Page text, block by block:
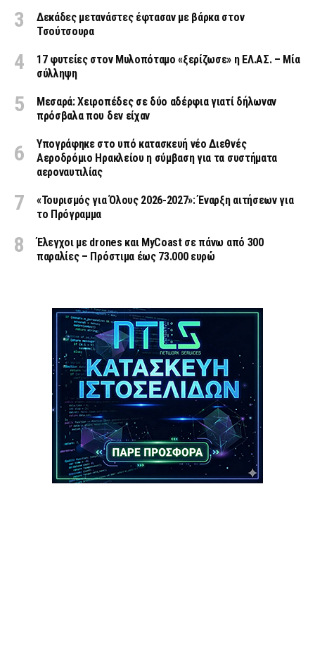
Δεκάδες μετανάστες έφτασαν με βάρκα στον
Τσούτσουρα
17 φυτείες στον Μυλοπόταμο «ξερίζωσε» η ΕΛ.ΑΣ. – Μία
σύλληψη
Μεσαρά: Χειροπέδες σε δύο αδέρφια γιατί δήλωναν
πρόσβαλα που δεν είχαν
Υπογράφηκε στο υπό κατασκευή νέο Διεθνές
Αεροδρόμιο Ηρακλείου η σύμβαση για τα συστήματα
αεροναυτιλίας
«Τουρισμός για Όλους 2026-2027»: Έναρξη αιτήσεων για
το Πρόγραμμα
Έλεγχοι με drones και MyCoast σε πάνω από 300
παραλίες – Πρόστιμα έως 73.000 ευρώ